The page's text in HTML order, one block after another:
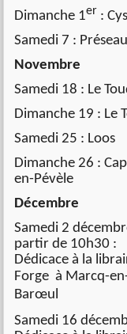
Dimanche 1er :
Samedi 7 : Préseau
Novembre
Samedi 18 : Le
Dimanche 19 : Le
Samedi 25 : Loos
Dimanche 26 :
en-Pévèle
Décembre
Samedi 2
partir de 10h30 :
Dédicace à la
Forge à Marcq-
Barœul
Samedi 16